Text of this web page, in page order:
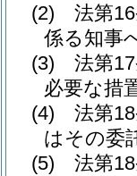
(2)
法第
係る知事
(3)
法第
必要な措
(4)
法第
はその委
(5)
法第